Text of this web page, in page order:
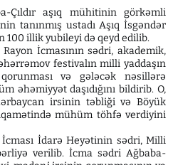
Çıldır aşıq mühitinin görkəmli
tanınmış ustadı Aşıq İsgəndər
100 illik yubileyi də qeyd edilib.
İcmasının sədri, akademik,
festivalın milli yaddaşın
və gələcək nəsillərə
əhəmiyyət daşıdığını bildirib. O,
irsinin təbliği və Böyük
mühüm töhfə verdiyini
İdarə Heyətinin sədri, Milli
verilib. İcma sədri Ağbaba-